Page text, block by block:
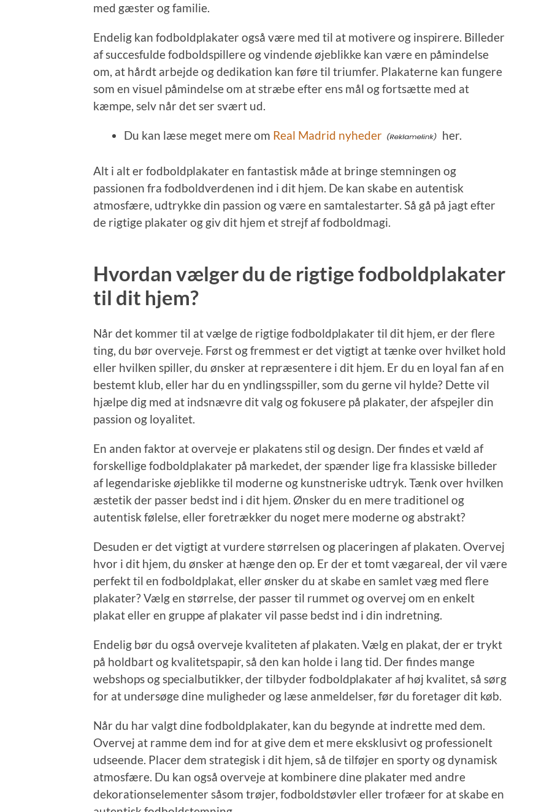
med gæster og familie.
Endelig kan fodboldplakater også være med til at motivere og inspirere. Billeder
af succesfulde fodboldspillere og vindende øjeblikke kan være en påmindelse
om, at hårdt arbejde og dedikation kan føre til triumfer. Plakaterne kan fungere
som en visuel påmindelse om at stræbe efter ens mål og fortsætte med at
kæmpe, selv når det ser svært ud.
Du kan læse meget mere om Real Madrid nyheder her.
Alt i alt er fodboldplakater en fantastisk måde at bringe stemningen og
passionen fra fodboldverdenen ind i dit hjem. De kan skabe en autentisk
atmosfære, udtrykke din passion og være en samtalestarter. Så gå på jagt efter
de rigtige plakater og giv dit hjem et strejf af fodboldmagi.
Hvordan vælger du de rigtige fodboldplakater
til dit hjem?
Når det kommer til at vælge de rigtige fodboldplakater til dit hjem, er der flere
ting, du bør overveje. Først og fremmest er det vigtigt at tænke over hvilket hold
eller hvilken spiller, du ønsker at repræsentere i dit hjem. Er du en loyal fan af en
bestemt klub, eller har du en yndlingsspiller, som du gerne vil hylde? Dette vil
hjælpe dig med at indsnævre dit valg og fokusere på plakater, der afspejler din
passion og loyalitet.
En anden faktor at overveje er plakatens stil og design. Der findes et væld af
forskellige fodboldplakater på markedet, der spænder lige fra klassiske billeder
af legendariske øjeblikke til moderne og kunstneriske udtryk. Tænk over hvilken
æstetik der passer bedst ind i dit hjem. Ønsker du en mere traditionel og
autentisk følelse, eller foretrækker du noget mere moderne og abstrakt?
Desuden er det vigtigt at vurdere størrelsen og placeringen af plakaten. Overvej
hvor i dit hjem, du ønsker at hænge den op. Er der et tomt vægareal, der vil være
perfekt til en fodboldplakat, eller ønsker du at skabe en samlet væg med flere
plakater? Vælg en størrelse, der passer til rummet og overvej om en enkelt
plakat eller en gruppe af plakater vil passe bedst ind i din indretning.
Endelig bør du også overveje kvaliteten af plakaten. Vælg en plakat, der er trykt
på holdbart og kvalitetspapir, så den kan holde i lang tid. Der findes mange
webshops og specialbutikker, der tilbyder fodboldplakater af høj kvalitet, så sørg
for at undersøge dine muligheder og læse anmeldelser, før du foretager dit køb.
Når du har valgt dine fodboldplakater, kan du begynde at indrette med dem.
Overvej at ramme dem ind for at give dem et mere eksklusivt og professionelt
udseende. Placer dem strategisk i dit hjem, så de tilføjer en sporty og dynamisk
atmosfære. Du kan også overveje at kombinere dine plakater med andre
dekorationselementer såsom trøjer, fodboldstøvler eller trofæer for at skabe en